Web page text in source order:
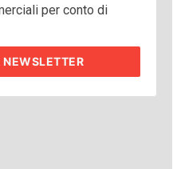
per conto di
NEWSLETTER